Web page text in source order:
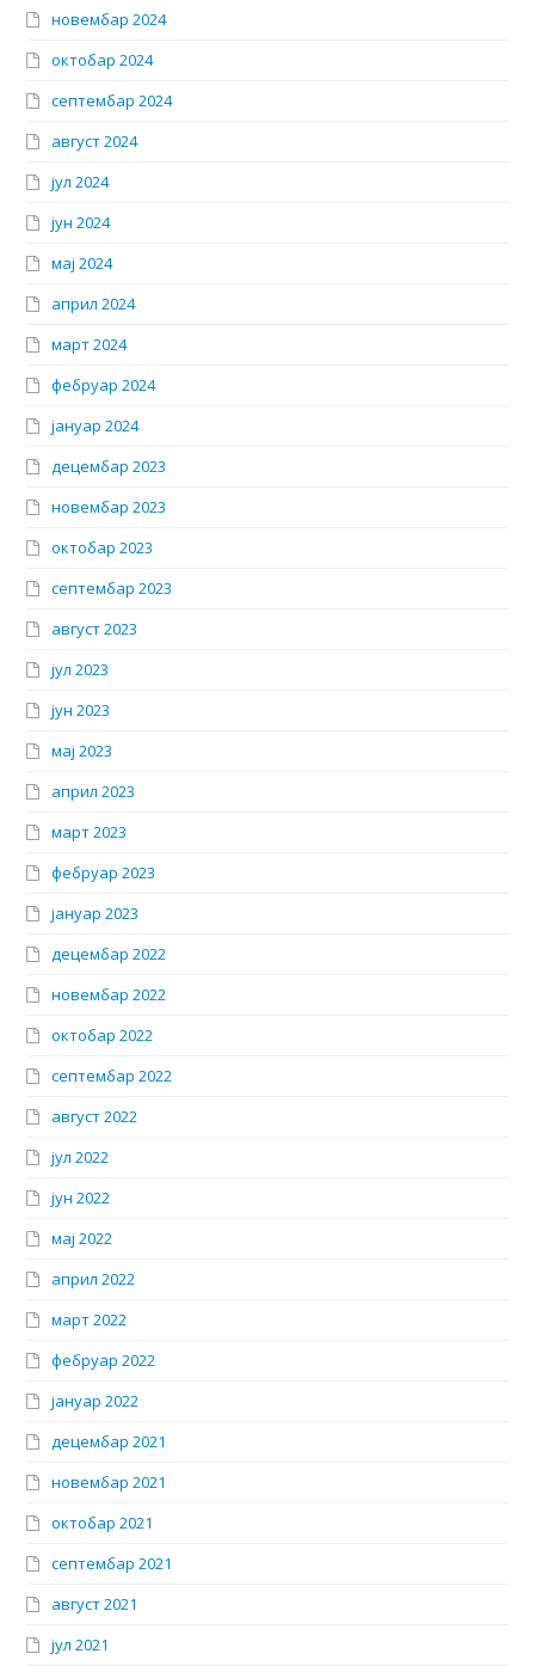
новембар 2024
октобар 2024
септембар 2024
август 2024
јул 2024
јун 2024
мај 2024
април 2024
март 2024
фебруар 2024
јануар 2024
децембар 2023
новембар 2023
октобар 2023
септембар 2023
август 2023
јул 2023
јун 2023
мај 2023
април 2023
март 2023
фебруар 2023
јануар 2023
децембар 2022
новембар 2022
октобар 2022
септембар 2022
август 2022
јул 2022
јун 2022
мај 2022
април 2022
март 2022
фебруар 2022
јануар 2022
децембар 2021
новембар 2021
октобар 2021
септембар 2021
август 2021
јул 2021